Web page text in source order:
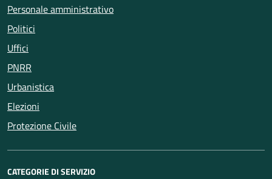
Personale amministrativo
Politici
Uffici
PNRR
Urbanistica
Elezioni
Protezione Civile
CATEGORIE DI SERVIZIO